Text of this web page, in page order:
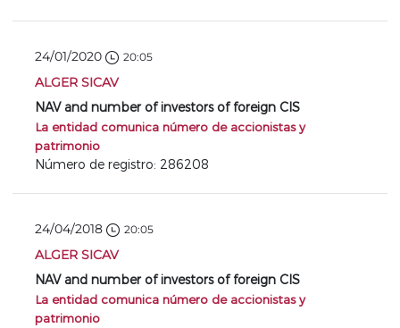
24/01/2020 20:05
ALGER SICAV
NAV and number of investors of foreign CIS
La entidad comunica número de accionistas y
patrimonio
Número de registro: 286208
24/04/2018 20:05
ALGER SICAV
NAV and number of investors of foreign CIS
La entidad comunica número de accionistas y
patrimonio